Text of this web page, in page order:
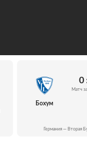
Бохум
0
Матч
Германия — Вторая